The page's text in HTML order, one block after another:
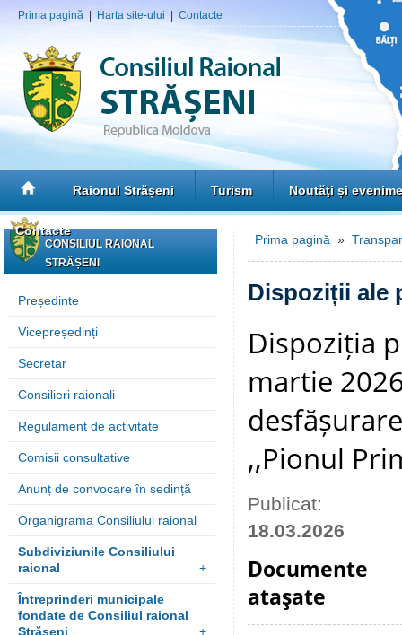
Prima pagină Harta site-ului Contacte
Raionul Strășeni Turism Noutăţi și
Contacte
CONSILIUL RAIONAL
STRĂȘENI
Președinte
Vicepreședinți
Secretar
Consilieri raionali
Regulament de activitate
Comisii consultative
Anunț de convocare în ședință
Organigrama Consiliului raional
Subdiviziunile Consiliului
raional
+
Întreprinderi municipale
fondate de Consiliul raional
Strășeni
+
Prima pagină »
Dispoziții ale
Dispoziția
martie
,,Pionul
Publicat:
18.03.2026
Documente
ataşate